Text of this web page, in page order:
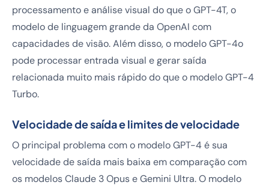
processamento e análise visual do que o GPT-4T, o
modelo de linguagem grande da OpenAI com
capacidades de visão. Além disso, o modelo GPT-4o
pode processar entrada visual e gerar saída
relacionada muito mais rápido do que o modelo GPT-4
Turbo.
Velocidade de saída e limites de velocidade
O principal problema com o modelo GPT-4 é sua
velocidade de saída mais baixa em comparação com
os modelos Claude 3 Opus e Gemini Ultra. O modelo